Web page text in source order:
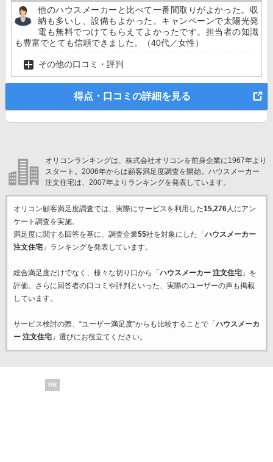
他のハウスメーカーと比べて一番間取りがよかった。収
納も多いし、設備もよかった。キャンペーンで太陽光発
電も無料でつけてもらえてよかったです。担当者の知識
も豊富でとても信頼できました。（40代／女性）
その他の口コミ・評判
得点・口コミの詳細を見る
オリコンランキングは、株式会社オリコンを前身企業に1967年より
スタート。2006年からは顧客満足度調査を開始。ハウスメーカー
注文住宅は、2007年よりランキングを発表しています。
オリコン顧客満足度調査では、実際にサービスを利用した15,276人にアン
ケート調査を実施。
満足度に関する回答を基に、調査企業55社を対象にした「 ハウスメーカー
注文住宅」ランキングを発表しています。
総合満足度だけでなく、様々な切り口から「 ハウスメーカー 注文住宅」を
評価。さらに回答者の口コミや評判といった、実際のユーザーの声も掲載
しています。
サービス検討の際、“ユーザー満足度”からも比較することで「 ハウスメーカ
ー 注文住宅」選びにお役立てください。
PR